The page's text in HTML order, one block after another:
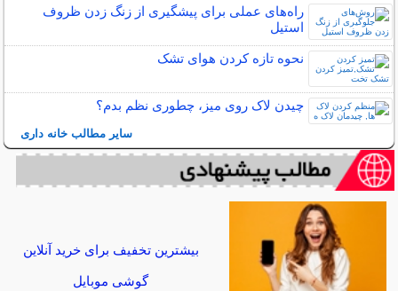
راه‌های عملی برای پیشگیری از زنگ زدن ظروف
استیل
نحوه تازه کردن هوای تشک
چیدن لاک روی میز، چطوری نظم بدم؟
سایر مطالب خانه داری
بیشترین تخفیف برای خرید آنلاین
گوشی موبایل